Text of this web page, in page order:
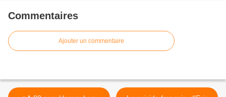
Commentaires
Ajouter un commentaire